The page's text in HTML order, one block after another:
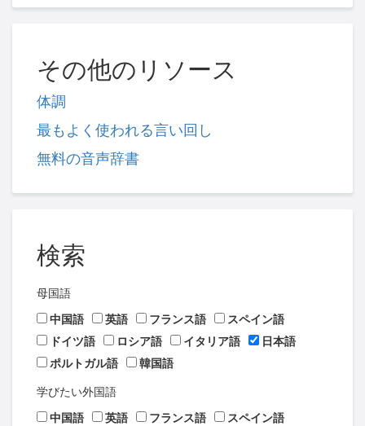
その他のリソース
体調
最もよく使われる言い回し
無料の音声辞書
検索
母国語
中国語
英語 フランス語
スペイン語
ドイツ語
ロシア語 イタリア語
日本語
ポルトガル語
韓国語
学びたい外国語
中国語
英語 フランス語
スペイン語